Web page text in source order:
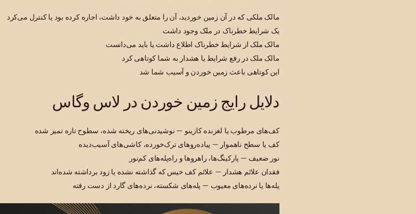
مالک ملکی که در آن زمین خوردید، آن را متعلق به خود داشت، اجاره کرده بود یا کنترل می‌کرد
یک شرایط خطرناک در ملک وجود داشت
مالک ملک از شرایط خطرناک اطلاع داشت یا باید می‌دانست
مالک ملک در رفع شرایط یا هشدار به شما کوتاهی کرد
این کوتاهی باعث زمین خوردن و آسیب شما شد
دلایل رایج زمین خوردن در لاس وگاس
کف‌های مرطوب یا لغزنده کازینو — نوشیدنی‌های ریخته شده، سطوح تازه تمیز شده
کف یا سطح ناهموار — پیاده‌روهای ترک‌خورده، کاشی‌های آسیب‌دیده
نور ضعیف — پارکینگ‌ها، راهروها و راه‌پله‌های کم‌نور
فقدان علائم هشدار — علائم کف خیس که گذاشته نشده یا زود برداشته شده‌اند
پله‌ها یا نرده‌های معیوب — پله‌های شکسته، نرده‌های گارد از دست رفته